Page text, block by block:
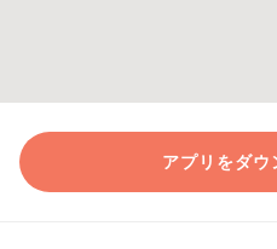
アプリをダウ